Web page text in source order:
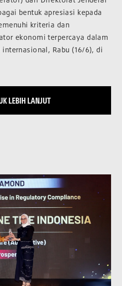
bentuk apresiasi kepada
kriteria dan
ekonomi terpercaya dalam
Rabu (16/6), di
LEBIH LANJUT